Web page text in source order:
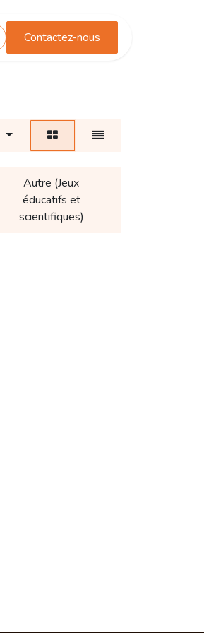
Contactez-nous
Contactez-nous
Autre (Jeux
éducatifs et
scientifiques)